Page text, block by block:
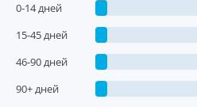
0-14 дней
15-45 дней
46-90 дней
90+ дней